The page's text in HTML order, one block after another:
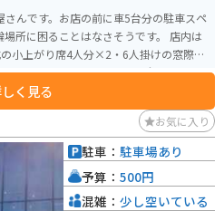
んです。お店の前に車5台分の駐車スペ
困ることはなさそうです。 店内は
小上がり席4人分×2・6人掛けの窓際テ
です。こちらのメニューは全体的にリ
ても良心的です。
く見る
お気に入り
駐車： 駐車場あり
予算： 500円
混雑： 少し空いている